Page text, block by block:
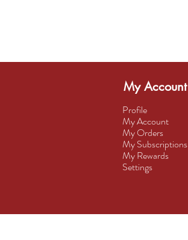
My Account
Profile
My Account
My Orders
My Subscriptions
My Rewards
Settings